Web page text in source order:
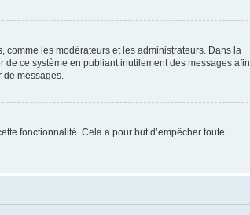
comme les modérateurs et les administrateurs. Dans la
ce système en publiant inutilement des messages afin
de messages.
fonctionnalité. Cela a pour but d’empêcher toute